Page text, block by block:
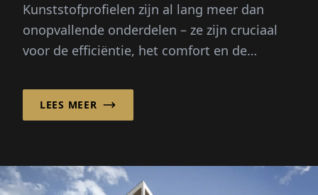
Kunststofprofielen zijn al lang meer dan
onopvallende onderdelen – ze zijn cruciaal
voor de efficiëntie, het comfort en de
technologie. CF...
LEES MEER